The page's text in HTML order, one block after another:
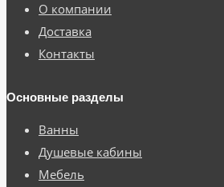
О компании
Доставка
Контакты
Основные разделы
Ванны
Душевые кабины
Мебель